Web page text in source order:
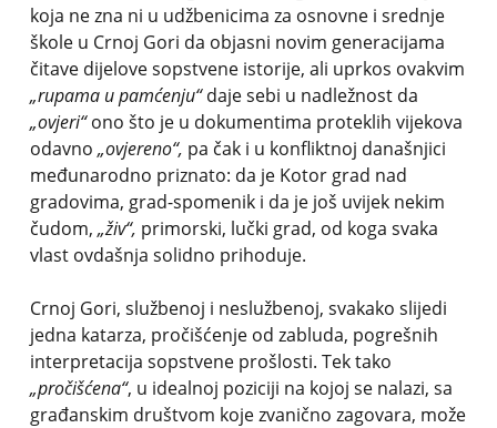
koja ne zna ni u udžbenicima za osnovne i srednje
škole u Crnoj Gori da objasni novim generacijama
čitave dijelove sopstvene istorije, ali uprkos ovakvim
„rupama u pamćenju“daje sebi u nadležnost da
„ovjeri“ono što je u dokumentima proteklih vijekova
odavno „ovjereno“, pa čak i u konfliktnoj današnjici
međunarodno priznato: da je Kotor grad nad
gradovima, grad-spomenik i da je još uvijek nekim
čudom, „živ“, primorski, lučki grad, od koga svaka
vlast ovdašnja solidno prihoduje.
Crnoj Gori, službenoj i neslužbenoj, svakako slijedi
jedna katarza, pročišćenje od zabluda, pogrešnih
interpretacija sopstvene prošlosti. Tek tako
„pročišćena“, u idealnoj poziciji na kojoj se nalazi, sa
građanskim društvom koje zvanično zagovara, može